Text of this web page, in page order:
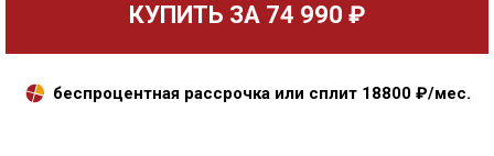
КУПИТЬ ЗА 74 990 ₽
беспроцентная рассрочка или сплит 18800₽/мес.